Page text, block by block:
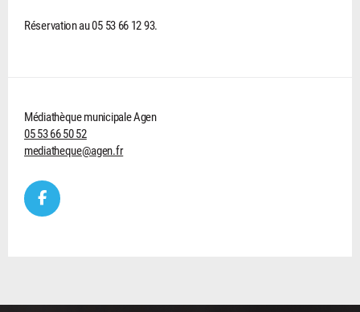
Réservation au 05 53 66 12 93.
Médiathèque municipale Agen
05 53 66 50 52
mediatheque@agen.fr